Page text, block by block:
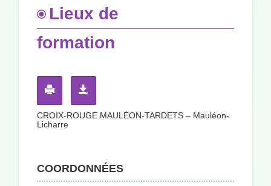
Lieux de
formation
CROIX-ROUGE MAULÉON-TARDETS – Mauléon-
Licharre
COORDONNÉES